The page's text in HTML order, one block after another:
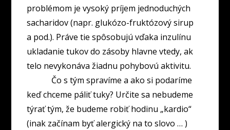
problémom je vysoký príjem jednoduchých
sacharidov (napr. glukózo-fruktózový sirup
a pod.). Práve tie spôsobujú vďaka inzulínu
ukladanie tukov do zásoby hlavne vtedy, ak
telo nevykonáva žiadnu pohybovú aktivitu.
Čo s tým spravíme a ako si podaríme
keď chceme páliť tuky? Určite sa nebudeme
týrať tým, že budeme robiť hodinu „kardio“
(inak začínam byť alergický na to slovo … )